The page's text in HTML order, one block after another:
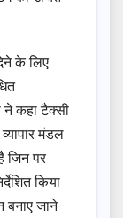
के लिए
ने कहा टैक्सी
मंडल
जिन पर
किया
बनाए जाने